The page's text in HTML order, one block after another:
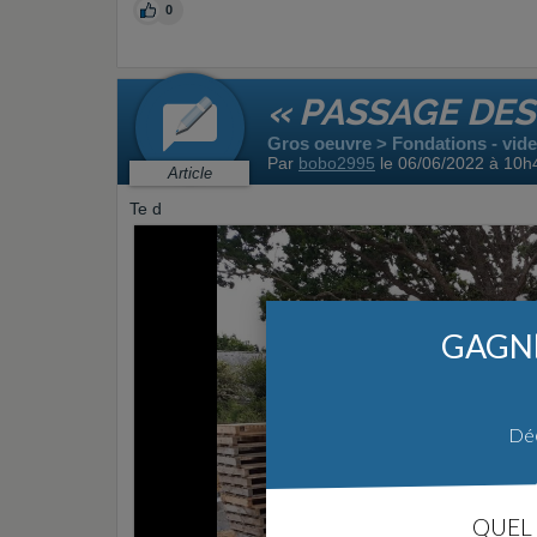
0
Article
« PASSAGE
Gros oeuvre > Fondations -
Par bobo2995 le 06/06/2022 à
Te d
QUEL